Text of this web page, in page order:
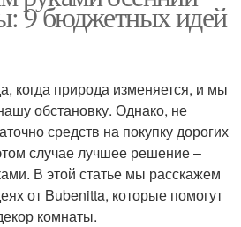
9 бюджетных идей
когда природа изменяется, и мы
обстановку. Однако, не
средств на покупку дорогих
случае лучшее решение –
В этой статье мы расскажем
от Bubenitta, которые помогут
комнаты.